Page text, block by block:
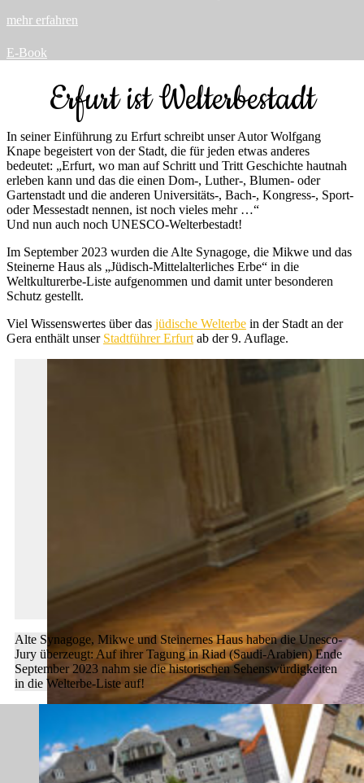
mehr erfahren
E-Book
Erfurt ist Welterbestadt
In seiner Einführung zu Erfurt schreibt unser Autor Wolfgang
Knape begeistert von der Stadt, die für jeden etwas anderes
bedeutet: „Erfurt, wo man auf Schritt und Tritt Geschichte hautnah
erleben kann und das die einen Dom-, Luther-, Blumen- oder
Gartenstadt und die anderen Universitäts-, Bach-, Kongress-, Sport-
oder Messestadt nennen, ist noch vieles mehr …“
Und nun auch noch UNESCO-Welterbestadt!
Im September 2023 wurden die Alte Synagoge, die Mikwe und das
Steinerne Haus als „Jüdisch-Mittelalterliches Erbe“ in die
Weltkulturerbe-Liste aufgenommen und damit unter besonderen
Schutz gestellt.
Viel Wissenswertes über das jüdische Welterbe in der Stadt an der
Gera enthält unser Stadtführer Erfurt ab der 9. Auflage.
Alte Synagoge, Mikwe und Steinernes Haus haben die Unesco-
Jury überzeugt: Auf ihrer Tagung in Riad (Saudi-Arabien) Ende
September 2023 nahm sie die historischen Sehenswürdigkeiten
in die Welterbe-Liste auf!